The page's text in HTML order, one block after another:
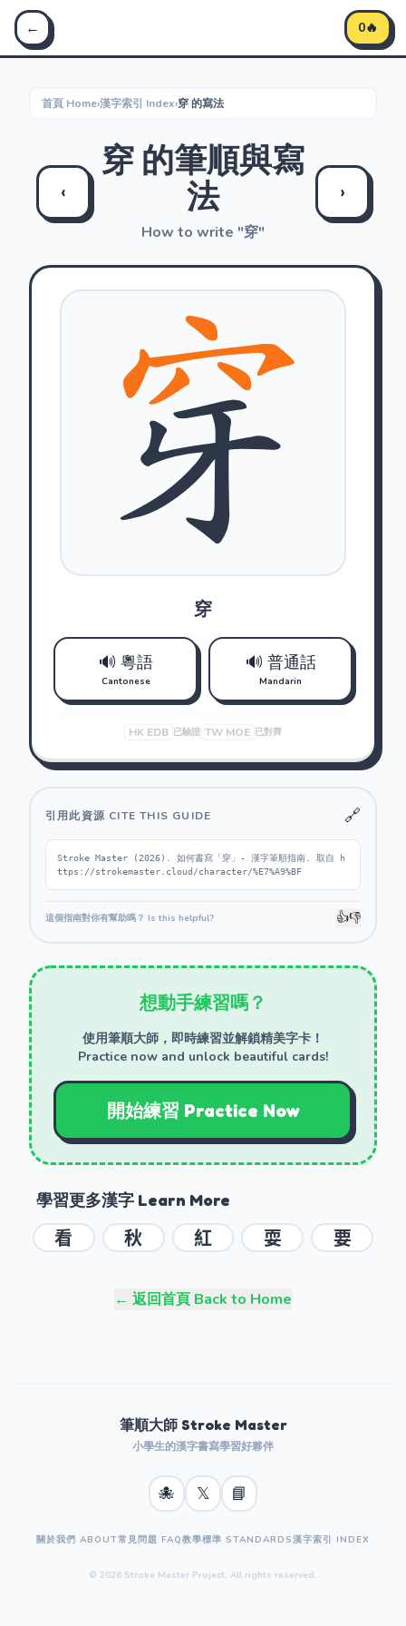
Stroke Master 筆順大師 - 學習中文筆順
←
0🔥
首頁 Home›漢字索引 Index›穿 的寫法
‹
穿 的筆順與寫
法
How to write "穿"
›
穿
🔊 粵語
Cantonese
🔊 普通話
Mandarin
HK EDB 已驗證 TW MOE 已對齊
引用此資源 CITE THIS GUIDE 🔗
Stroke Master (2026). 如何書寫「穿」- 漢字筆順指南. 取自 h
ttps://strokemaster.cloud/character/%E7%A9%BF
這個指南對你有幫助嗎？ Is this helpful? 👍👎
想動手練習嗎？
使用筆順大師，即時練習並解鎖精美字卡！
Practice now and unlock beautiful cards!
開始練習 Practice Now
學習更多漢字 Learn More
看 秋 紅 耍 要
← 返回首頁 Back to Home
筆順大師 Stroke Master
小學生的漢字書寫學習好夥伴
🐙 𝕏 📘
關於我們 ABOUT常見問題 FAQ教學標準 STANDARDS漢字索引 INDEX
© 2026 Stroke Master Project. All rights reserved.